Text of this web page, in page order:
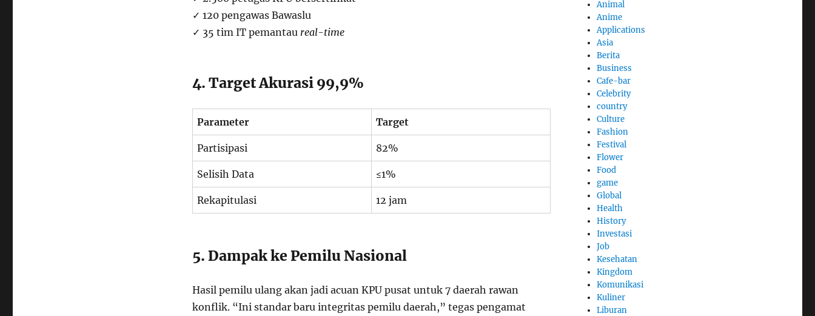
✓ 120 pengawas Bawaslu
✓ 35 tim IT pemantau real-time
4. Target Akurasi 99,9%
Parameter Target
Partisipasi 82%
Selisih Data ≤1%
Rekapitulasi 12 jam
5. Dampak ke Pemilu Nasional
Hasil pemilu ulang akan jadi acuan KPU pusat untuk 7 daerah rawan
konflik. “Ini standar baru integritas pemilu daerah,” tegas pengamat
Animal
Anime
Applications
Asia
Berita
Business
Cafe-bar
Celebrity
country
Culture
Fashion
Festival
Flower
Food
game
Global
Health
History
Investasi
Job
Kesehatan
Kingdom
Komunikasi
Kuliner
Liburan